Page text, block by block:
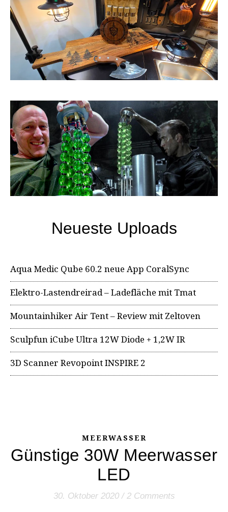
Neueste Uploads
Aqua Medic Qube 60.2 neue App CoralSync
Elektro-Lastendreirad – Ladefläche mit Tmat
Mountainhiker Air Tent – Review mit Zeltoven
Sculpfun iCube Ultra 12W Diode + 1,2W IR
3D Scanner Revopoint INSPIRE 2
MEERWASSER
Günstige 30W Meerwasser
LED
30. Oktober 2020 / 2 Comments